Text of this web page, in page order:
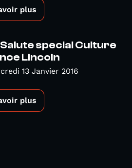
plus
special Culture
Lincoln
13 Janvier 2016
plus